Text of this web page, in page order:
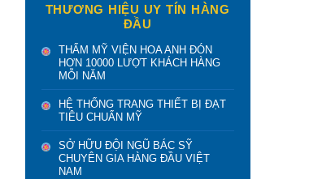
THƯƠNG HIỆU UY TÍN HÀNG
ĐẦU
THẨM MỸ VIỆN HOA ANH ĐÓN
HƠN 10000 LƯỢT KHÁCH HÀNG
MỖI NĂM
HỆ THỐNG TRANG THIẾT BỊ ĐẠT
TIÊU CHUẨN MỸ
SỞ HỮU ĐỘI NGŨ BÁC SỸ
CHUYÊN GIA HÀNG ĐẦU VIỆT
NAM